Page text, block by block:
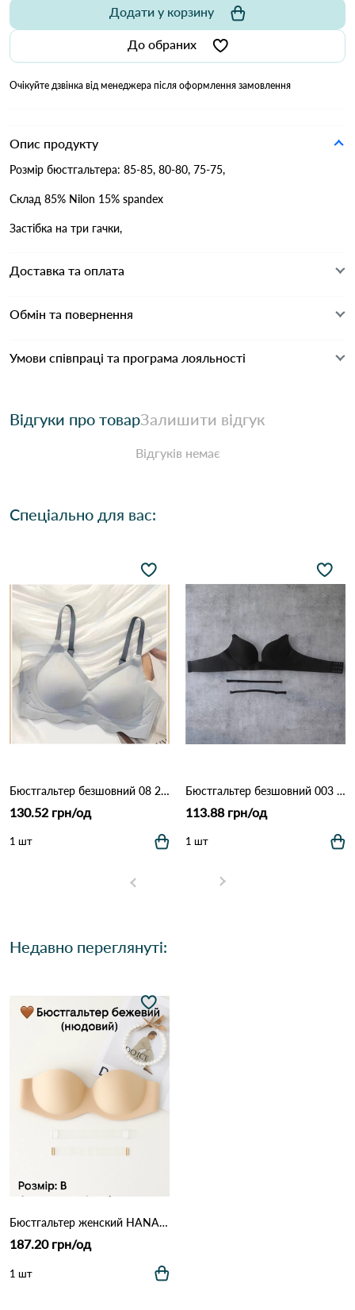
До обраних
Додати у корзину
Очікуйте дзвінка від менеджера після оформлення замовлення
Опис продукту
Розмір бюстгальтера: 85-85, 80-80, 75-75,
Склад 85% Nilon 15% spandex
Застібка на три гачки,
Доставка та оплата
Обмін та повернення
Умови співпраці та програма лояльності
Відгуки про товарЗалишити відгук
Відгуків немає
Спеціально для вас:
Бюстгальтер безшовний 08 2,4 Джинс
130.52 грн/од
1 шт
Бюстгальтер безшовний 003 9,2 Чорний
113.88 грн/од
1 шт
Недавно переглянуті:
Бюстгальтер женский HANA 67080B 16,1 Бежевий
187.20 грн/од
1 шт